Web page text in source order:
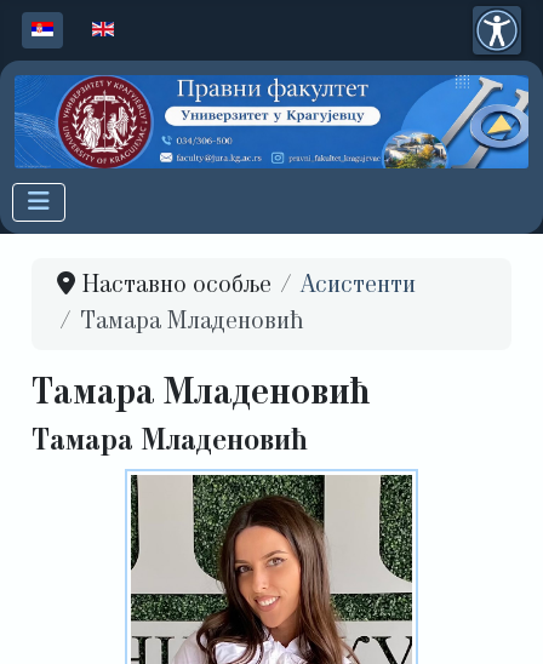
Изаберите ваш језик
Наставно особље
Асистенти
Тамара Младеновић
Тамара Младеновић
Тамара Младеновић